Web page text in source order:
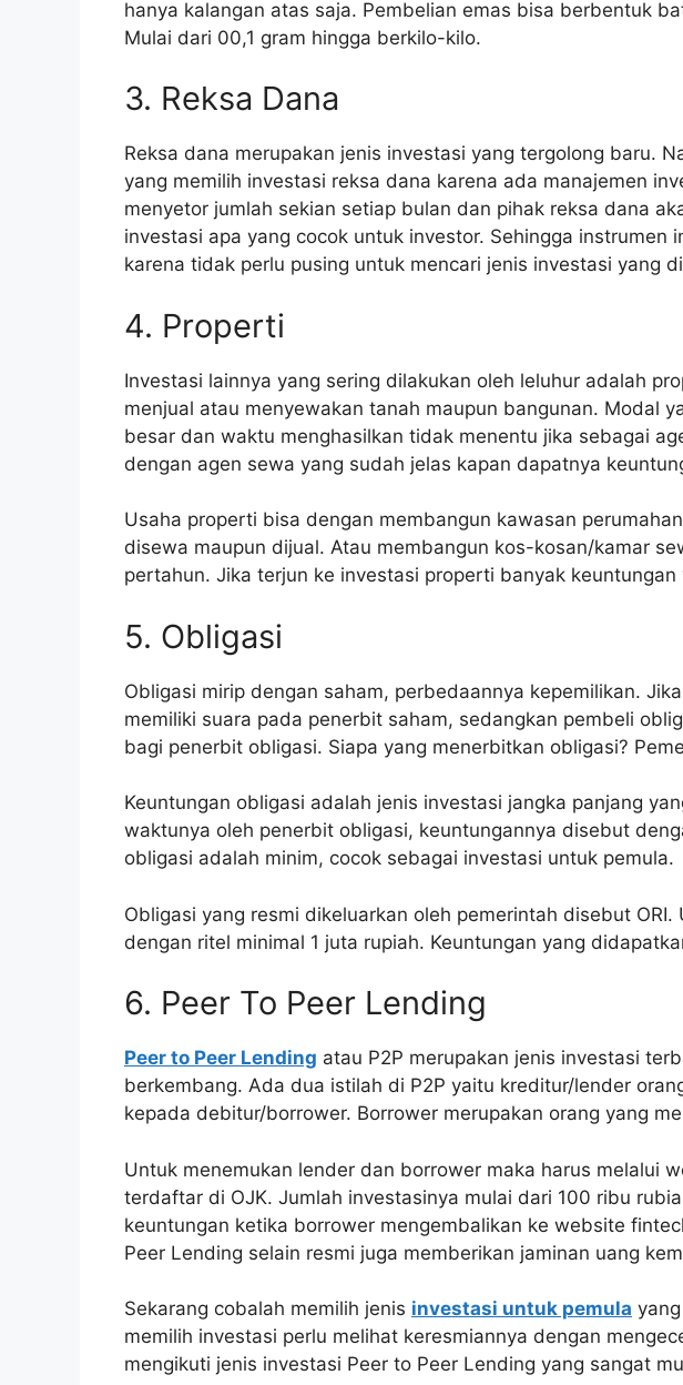
hanya kalangan atas saja. Pembelian emas bisa berbentuk
Mulai dari 00,1 gram hingga berkilo-kilo.
3. Reksa Dana
Reksa dana merupakan jenis investasi yang tergolong baru.
yang memilih investasi reksa dana karena ada manajemen
menyetor jumlah sekian setiap bulan dan pihak reksa dana
investasi apa yang cocok untuk investor. Sehingga instrumen
karena tidak perlu pusing untuk mencari jenis investasi yang
4. Properti
Investasi lainnya yang sering dilakukan oleh leluhur adalah
menjual atau menyewakan tanah maupun bangunan. Modal
besar dan waktu menghasilkan tidak menentu jika sebagai
dengan agen sewa yang sudah jelas kapan dapatnya
Usaha properti bisa dengan membangun kawasan
disewa maupun dijual. Atau membangun kos-kosan/kamar
pertahun. Jika terjun ke investasi properti banyak
5. Obligasi
Obligasi mirip dengan saham, perbedaannya kepemilikan.
memiliki suara pada penerbit saham, sedangkan pembeli
bagi penerbit obligasi. Siapa yang menerbitkan obligasi?
Keuntungan obligasi adalah jenis investasi jangka panjang
waktunya oleh penerbit obligasi, keuntungannya disebut
obligasi adalah minim, cocok sebagai investasi untuk pemula.
Obligasi yang resmi dikeluarkan oleh pemerintah disebut
dengan ritel minimal 1 juta rupiah. Keuntungan yang
6. Peer To Peer Lending
Peer to Peer Lending atau P2P merupakan jenis investasi
berkembang. Ada dua istilah di P2P yaitu kreditur/lender
kepada debitur/borrower. Borrower merupakan orang yang
Untuk menemukan lender dan borrower maka harus melalui
terdaftar di OJK. Jumlah investasinya mulai dari 100 ribu
keuntungan ketika borrower mengembalikan ke website
Peer Lending selain resmi juga memberikan jaminan uang
Sekarang cobalah memilih jenis investasi untuk pemula
memilih investasi perlu melihat keresmiannya dengan
mengikuti jenis investasi Peer to Peer Lending yang sangat